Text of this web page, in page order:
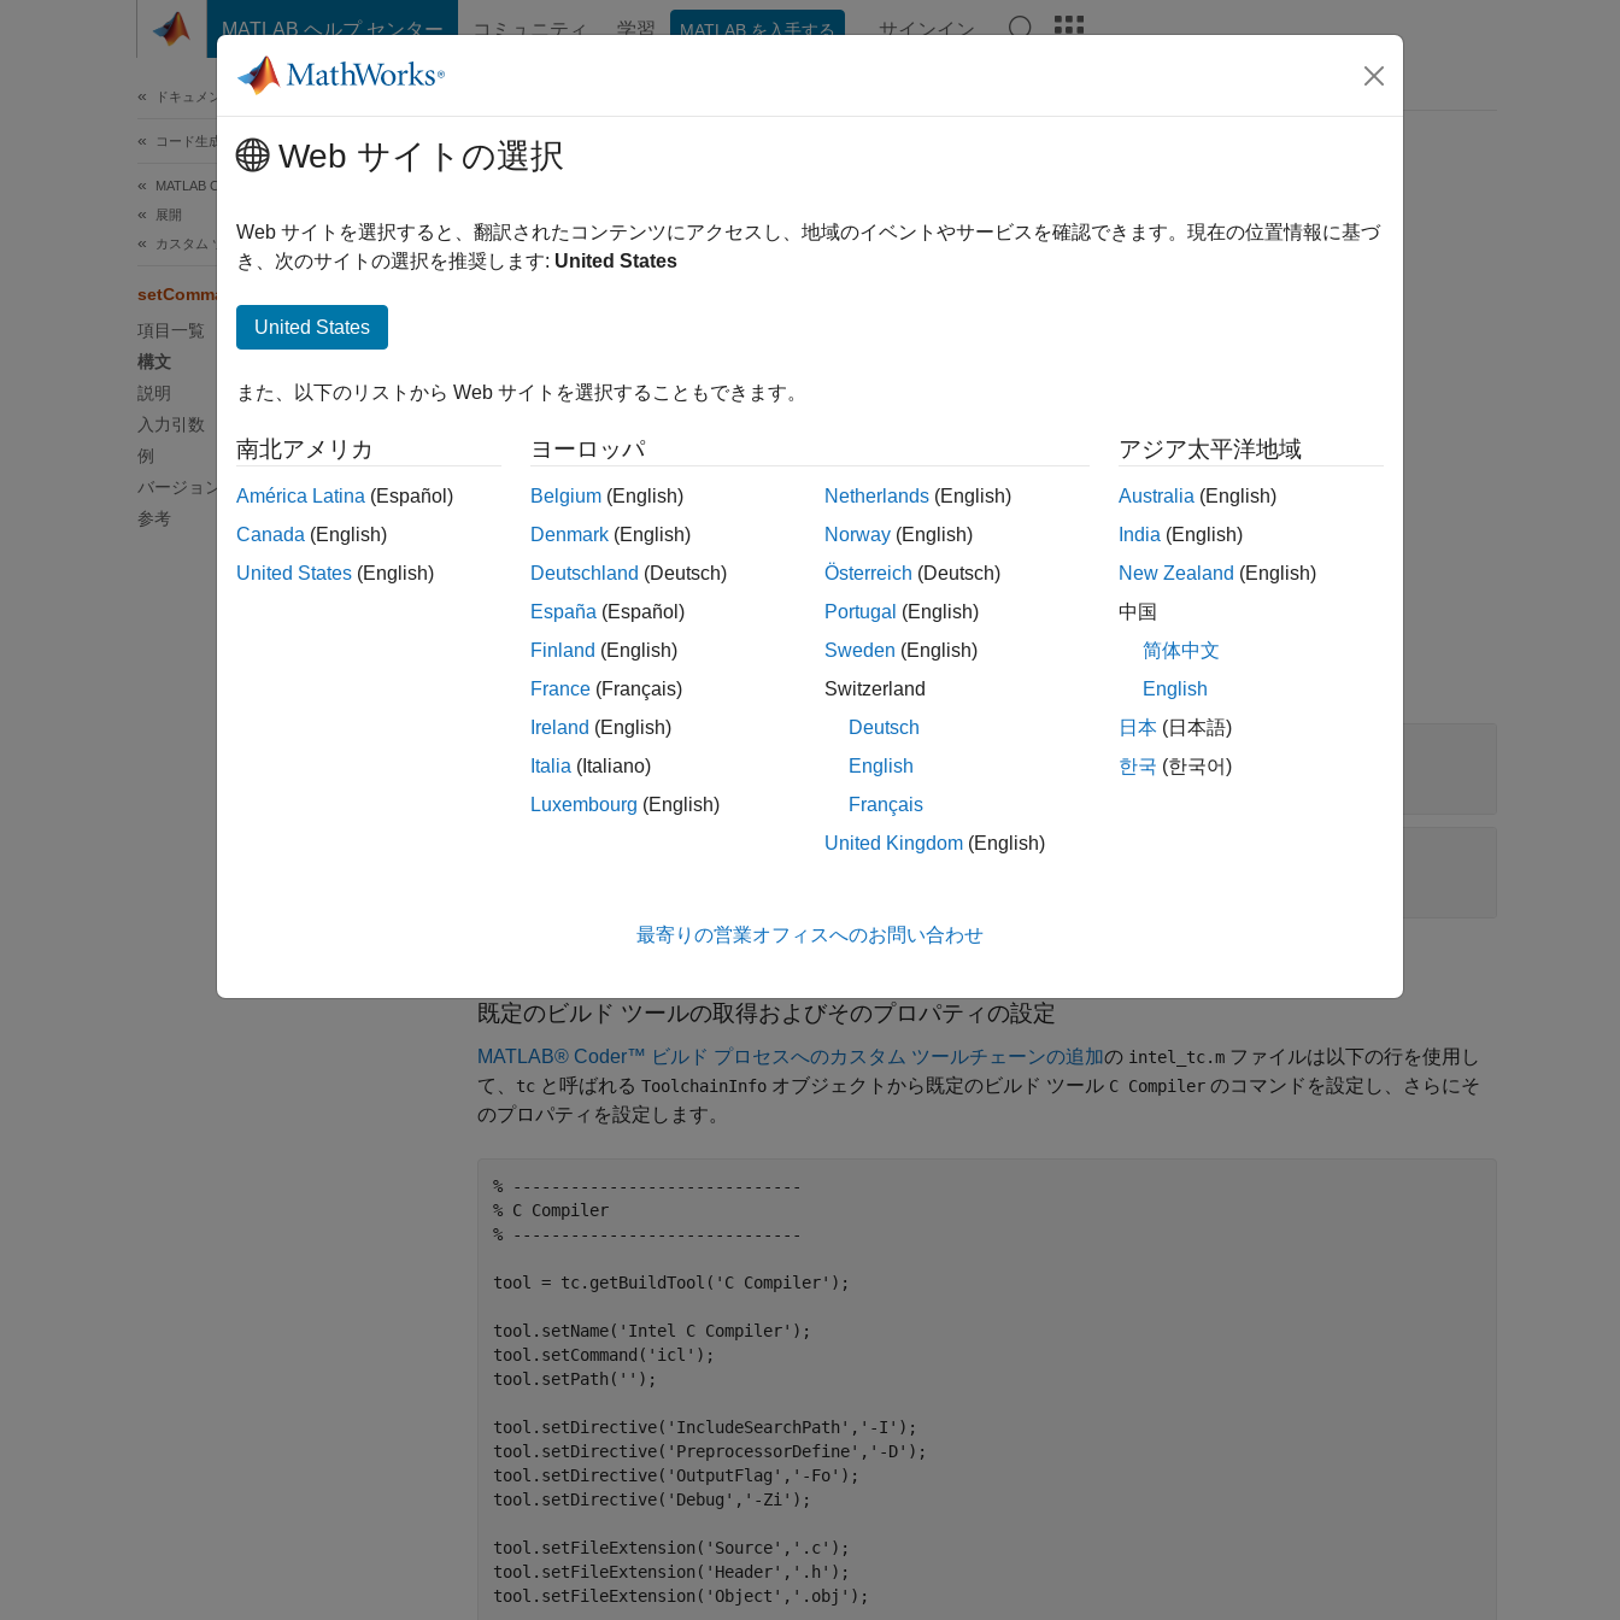
コンテンツへスキップ
MATLAB ヘルプ センター コミュニティ 学習 MATLAB を入手する サインイン
ドキュメンテーションのホーム
コード生成
MATLAB Coder
展開
カスタム ツールチェーンの登録
setCommand
項目一覧
構文
説明
入力引数
例
バージョン履歴
参考
setCommand
クラス:coder.make.BuildTool
名前空間:coder.make
構文
h.setCommand(commandvalueinput)
説明
.setCommand(commandvalueinput coder.make.BuildTool.Command プロパティの値を設定します。
入力引数
すべて展開する
変数
coder.make.BuildTool.Command プロパティの値
既定のビルド ツールの取得およびそのプロパティの設定
MATLAB® Coder™ ビルド プロセスへのカスタム ツールチェーンの追加の intel_tc.m ファイルは以下の行を使用し
て、 tc と呼ばれる ToolchainInfo オブジェクトから既定のビルド ツール C Compiler のコマンドを設定し、さらにそ
のプロパティを設定します。
% ------------------------------
% C Compiler
% ------------------------------
tool = tc.getBuildTool('C Compiler');
tool.setName('Intel C Compiler');
tool.setCommand('icl');
tool.setPath('');
tool.setDirective('IncludeSearchPath','-I');
tool.setDirective('PreprocessorDefine','-D');
tool.setDirective('OutputFlag','-Fo');
tool.setDirective('Debug','-Zi');
tool.setFileExtension('Source','.c');
tool.setFileExtension('Header','.h');
tool.setFileExtension('Object','.obj');
Web サイトの選択
Web サイトを選択すると、翻訳されたコンテンツにアクセスし、地域のイベントやサービスを確認できます。現在の位置情報に基づ
き、次のサイトの選択を推奨します: United States
United States
また、以下のリストから Web サイトを選択することもできます。
南北アメリカ
América Latina (Español)
Canada (English)
United States (English)
ヨーロッパ
Belgium (English)
Denmark (English)
Deutschland (Deutsch)
España (Español)
Finland (English)
France (Français)
Ireland (English)
Italia (Italiano)
Luxembourg (English)
Netherlands (English)
Norway (English)
Österreich (Deutsch)
Portugal (English)
Sweden (English)
Switzerland
Deutsch
English
Français
United Kingdom (English)
アジア太平洋地域
Australia (English)
India (English)
New Zealand (English)
中国
简体中文
English
日本 (日本語)
한국 (한국어)
最寄りの営業オフィスへのお問い合わせ